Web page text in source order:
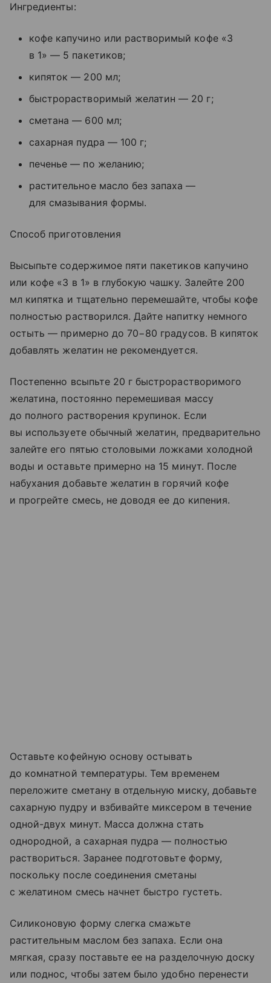
Ингредиенты:
кофе капучино или растворимый кофе «3
в 1» — 5 пакетиков;
кипяток — 200 мл;
быстрорастворимый желатин — 20 г;
сметана — 600 мл;
сахарная пудра — 100 г;
печенье — по желанию;
растительное масло без запаха —
для смазывания формы.
Способ приготовления
Высыпьте содержимое пяти пакетиков капучино
или кофе «3 в 1» в глубокую чашку. Залейте 200
мл кипятка и тщательно перемешайте, чтобы кофе
полностью растворился. Дайте напитку немного
остыть — примерно до 70−80 градусов. В кипяток
добавлять желатин не рекомендуется.
Постепенно всыпьте 20 г быстрорастворимого
желатина, постоянно перемешивая массу
до полного растворения крупинок. Если
вы используете обычный желатин, предварительно
залейте его пятью столовыми ложками холодной
воды и оставьте примерно на 15 минут. После
набухания добавьте желатин в горячий кофе
и прогрейте смесь, не доводя ее до кипения.
Оставьте кофейную основу остывать
до комнатной температуры. Тем временем
переложите сметану в отдельную миску, добавьте
сахарную пудру и взбивайте миксером в течение
одной-двух минут. Масса должна стать
однородной, а сахарная пудра — полностью
раствориться. Заранее подготовьте форму,
поскольку после соединения сметаны
с желатином смесь начнет быстро густеть.
Силиконовую форму слегка смажьте
растительным маслом без запаха. Если она
мягкая, сразу поставьте ее на разделочную доску
или поднос, чтобы затем было удобно перенести